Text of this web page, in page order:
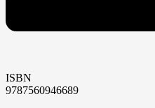
ISBN
9787560946689